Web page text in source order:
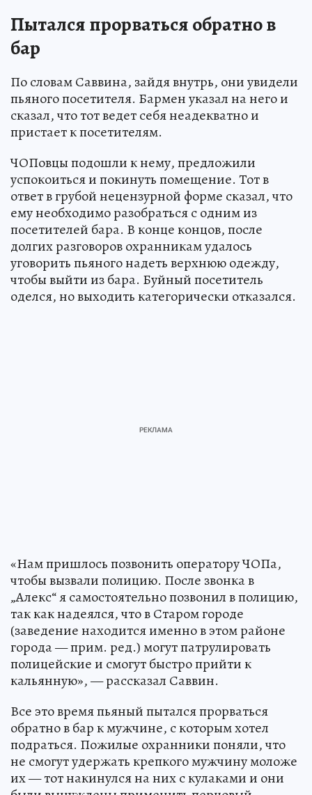
Пытался прорваться обратно в
бар
По словам Саввина, зайдя внутрь, они увидели
пьяного посетителя. Бармен указал на него и
сказал, что тот ведет себя неадекватно и
пристает к посетителям.
ЧОПовцы подошли к нему, предложили
успокоиться и покинуть помещение. Тот в
ответ в грубой нецензурной форме сказал, что
ему необходимо разобраться с одним из
посетителей бара. В конце концов, после
долгих разговоров охранникам удалось
уговорить пьяного надеть верхнюю одежду,
чтобы выйти из бара. Буйный посетитель
оделся, но выходить категорически отказался.
«Нам пришлось позвонить оператору ЧОПа,
чтобы вызвали полицию. После звонка в
„Алекс“ я самостоятельно позвонил в полицию,
так как надеялся, что в Старом городе
(заведение находится именно в этом районе
города — прим. ред.) могут патрулировать
полицейские и смогут быстро прийти к
кальянную», — рассказал Саввин.
Все это время пьяный пытался прорваться
обратно в бар к мужчине, с которым хотел
подраться. Пожилые охранники поняли, что
не смогут удержать крепкого мужчину моложе
их — тот накинулся на них с кулаками и они